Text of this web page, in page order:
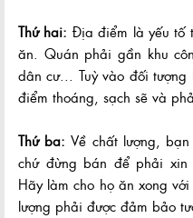
Thứ hai: Địa điểm là yếu tố
ăn. Quán phải gần khu
dân cư... Tuỳ vào đối
điểm thoáng, sạch sẽ và
Thứ ba:Về chất lượng,
chứ đừng bán để phải
Hãy làm cho họ ăn xong
lượng phải được đảm bảo